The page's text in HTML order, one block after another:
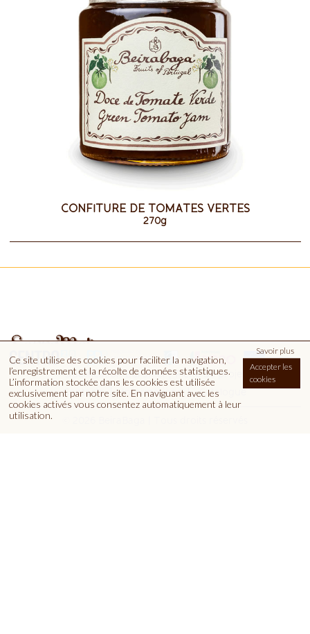
Ce site utilise des cookies pour faciliter la navigation,
l’enregistrement et la récolte de données statistiques.
L’information stockée dans les cookies est utilisée
exclusivement par notre site. En naviguant avec les
cookies activés vous consentez automatiquement à leur
utilisation.
Savoir plus
Accepter les
cookies
CONFITURE DE TOMATES VERTES
270g
Qualification Euromel|Fiche de projet
Contacts
Informations Catalogue